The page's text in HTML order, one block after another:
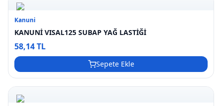
Kanuni
KANUNİ VISAL125 SUBAP YAĞ LASTİĞİ
58,14 TL
Sepete Ekle